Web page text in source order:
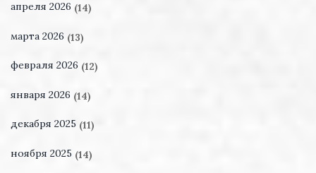
апреля 2026 (14)
марта 2026 (13)
февраля 2026 (12)
января 2026 (14)
декабря 2025 (11)
ноября 2025 (14)